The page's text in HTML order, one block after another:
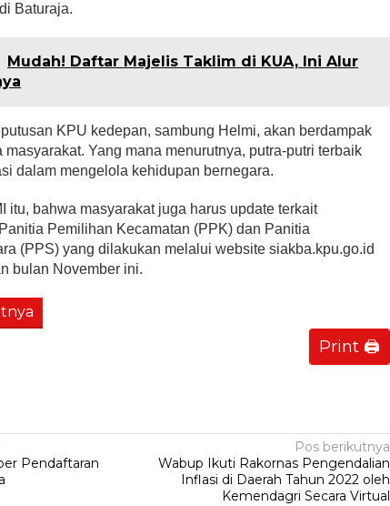
Baturaja.
Mudah! Daftar Majelis Taklim di KUA, Ini Alur
KPU kedepan, sambung Helmi, akan berdampak
masyarakat. Yang mana menurutnya, putra-putri terbaik
dalam mengelola kehidupan bernegara.
itu, bahwa masyarakat juga harus update terkait
Pemilihan Kecamatan (PPK) dan Panitia
(PPS) yang dilakukan melalui website siakba.kpu.go.id
bulan November ini.
Print 🖨
Pendaftaran
Pos berikutnya
Wabup Ikuti Rakornas Pengendalian
Inflasi di Daerah Tahun 2022 oleh
Kemendagri Secara Virtual